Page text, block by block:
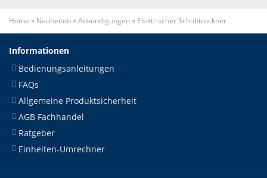
Home » Neuheiten»Ankündigungen» Elektrischer Schuhtrockner
Informationen
Bedienungsanleitungen
FAQs
Allgemeine Produktsicherheit
AGB Fachhandel
Ratgeber
Einheiten-Umrechner